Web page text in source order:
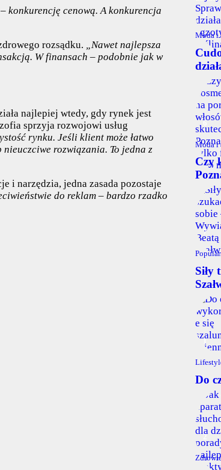
konkurencję cenową. A konkurencja
rozsądku.
„Nawet najlepsza
W finansach – podobnie jak w
najlepiej wtedy, gdy rynek jest
sprzyja rozwojowi usług
rynku. Jeśli klient może łatwo
rozwiązania. To jedna z
i narzędzia, jedna zasada pozostaje
do reklam – bardzo rzadko
Moda i
Moda i
Czy
Siły
Do